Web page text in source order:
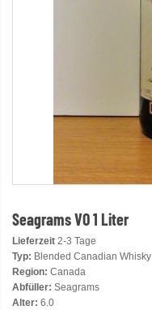
Seagrams VO 1 Liter
Lieferzeit 2-3 Tage
Typ: Blended Canadian Whisky
Region: Canada
Abfüller: Seagrams
Alter: 6.0